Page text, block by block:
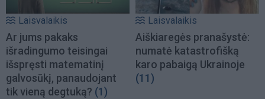
Laisvalaikis
Ar jums pakaks
išradingumo teisingai
išspręsti matematinį
galvosūkį, panaudojant
tik vieną degtuką? (1)
Laisvalaikis
Aiškiaregės pranašystė:
numatė katastrofišką
karo pabaigą Ukrainoje
(11)